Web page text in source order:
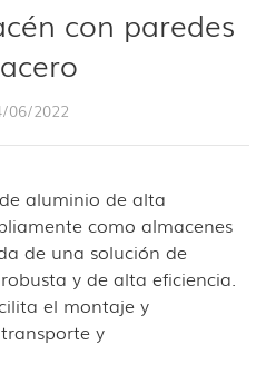
con paredes
06/2022
aluminio de alta
como almacenes
de una solución de
y de alta eficiencia.
el montaje y
y